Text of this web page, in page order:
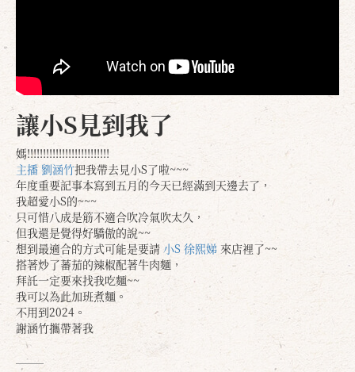
讓小S見到我了
媽!!!!!!!!!!!!!!!!!!!!!!!!!!
主播 劉涵竹把我帶去見小S了啦~~~
年度重要記事本寫到五月的今天已經滿到天邊去了，
我超愛小S的~~~
只可惜八成是筋不適合吹冷氣吹太久，
但我還是覺得好驕傲的說~~
想到最適合的方式可能是要請 小S 徐熙娣 來店裡了~~
搭著炒了蕃茄的辣椒配著牛肉麵，
拜託一定要來找我吃麵~~
我可以為此加班煮麵。
不用到2024。
謝涵竹攜帶著我